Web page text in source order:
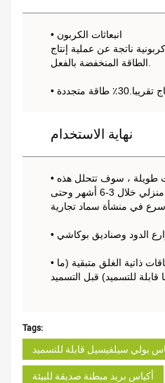
• انبعاثات الكربون
ناتجة عن عملية إنتاج
الطاقة المنخفضة بالفعل.
نهاية الاستخدام
• هنا لفترة جيدة ، ليست طويلة ، سوف تتحلل هذه
الرسائل البريدية في سماد منزلي خلال 3-6 أشهر وحتى
• يجب إزالة أي شرائط وبطاقات ذاتية الغلق متبقية (ما
Tags:
بولي سيلفيسيل قابلة للتسميد
أكياس بريد مبطنة صديقة للبيئة